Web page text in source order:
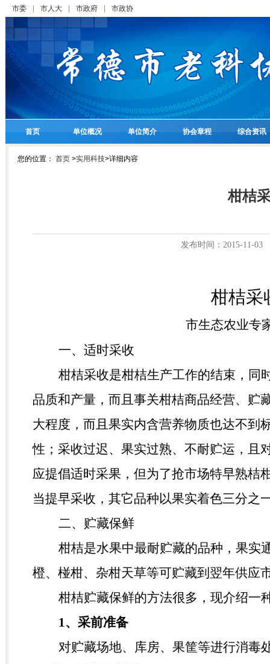
市委 市人大 市政府 市政协
首页 单位概况 单位简介 协会章程 综合资讯
您的位置： 首页 >实用科技>详细内容
柑桔
发布时间：2015-11-03
柑桔采
市生态农业专
一、适时采收
柑桔采收是柑桔生产工作的结束，同
品质和产量，而且事关柑桔商品经营、贮
大程度，而且果实内含营养物质也达不到
性；采收过迟、果实过熟、不耐贮运，且
应提倡适时采果，但为了抢市场特早熟桔
当提早采收，其它品种以果实着色三分之
二、贮藏保鲜
柑桔是水果中最耐贮藏的品种，果实
橙、 椪柑、杂柑天草等可贮藏到翌年供应
柑桔贮藏保鲜的方法很多，现介绍一
1、采前准备
对贮藏场地、库房、果筐等进行消毒